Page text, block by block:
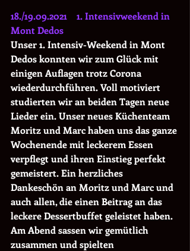
18./19.09.2021    1. Intensivweekend in
Mont Dedos
Unser 1. Intensiv-Weekend in Mont
Dedos konnten wir zum Glück mit
einigen Auflagen trotz Corona
wiederdurchführen. Voll motiviert
studierten wir an beiden Tagen neue
Lieder ein. Unser neues Küchenteam
Moritz und Marc haben uns das ganze
Wochenende mit leckerem Essen
verpflegt und ihren Einstieg perfekt
gemeistert. Ein herzliches
Dankeschön an Moritz und Marc und
auch allen, die einen Beitrag an das
leckere Dessertbuffet geleistet haben.
Am Abend sassen wir gemütlich
zusammen und spielten